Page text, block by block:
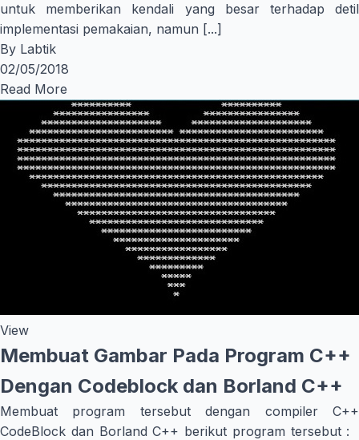
untuk memberikan kendali yang besar terhadap detil
implementasi pemakaian, namun [...]
By Labtik
02/05/2018
Read More
View
Membuat Gambar Pada Program C++
Dengan Codeblock dan Borland C++
Membuat program tersebut dengan compiler C++
CodeBlock dan Borland C++ berikut program tersebut :